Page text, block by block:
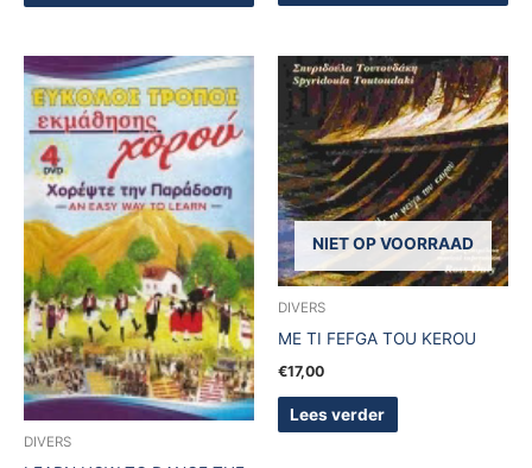
DIVERS
NIET OP VOORRAAD
DIVERS
ME TI FEFGA TOU KEROU
€17,00
Lees verder